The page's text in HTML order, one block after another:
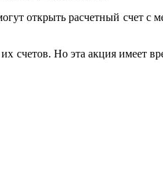
открыть расчетный счет
счетов. Но эта акция имеет